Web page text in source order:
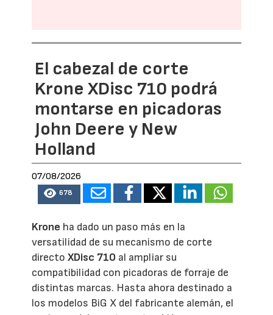
El cabezal de corte
Krone XDisc 710 podrá
montarse en picadoras
John Deere y New
Holland
07/08/2026
678
Krone ha dado un paso más en la
versatilidad de su mecanismo de corte
directoXDisc 710 al ampliar su
compatibilidad con picadoras de forraje de
distintas marcas. Hasta ahora destinado a
los modelos BiG X del fabricante alemán, el